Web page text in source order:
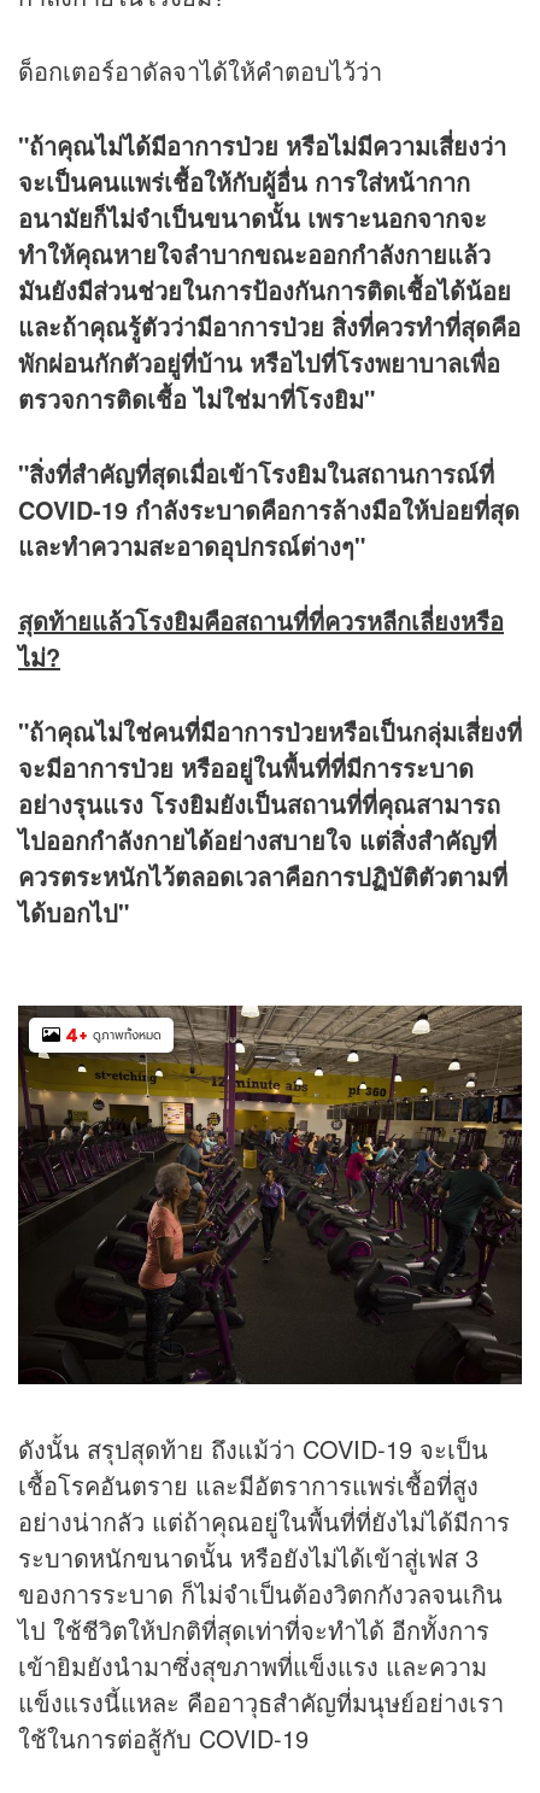
ด็อกเตอร์อาดัลจาได้ให้คำตอบไว้ว่า
"ถ้าคุณไม่ได้มีอาการป่วย หรือไม่มีความเสี่ยงว่า
จะเป็นคนแพร่เชื้อให้กับผู้อื่น การใส่หน้ากาก
อนามัยก็ไม่จำเป็นขนาดนั้น เพราะนอกจากจะ
ทำให้คุณหายใจลำบากขณะออกกำลังกายแล้ว
มันยังมีส่วนช่วยในการป้องกันการติดเชื้อได้น้อย
และถ้าคุณรู้ตัวว่ามีอาการป่วย สิ่งที่ควรทำที่สุดคือ
พักผ่อนกักตัวอยู่ที่บ้าน หรือไปที่โรงพยาบาลเพื่อ
ตรวจการติดเชื้อ ไม่ใช่มาที่โรงยิม"
"สิ่งที่สำคัญที่สุดเมื่อเข้าโรงยิมในสถานการณ์ที่
COVID-19 กำลังระบาดคือการล้างมือให้บ่อยที่สุด
และทำความสะอาดอุปกรณ์ต่างๆ"
สุดท้ายแล้วโรงยิมคือสถานที่ที่ควรหลีกเลี่ยงหรือ
ไม่?
"ถ้าคุณไม่ใช่คนที่มีอาการป่วยหรือเป็นกลุ่มเสี่ยงที่
จะมีอาการป่วย หรืออยู่ในพื้นที่ที่มีการระบาด
อย่างรุนแรง โรงยิมยังเป็นสถานที่ที่คุณสามารถ
ไปออกกำลังกายได้อย่างสบายใจ แต่สิ่งสำคัญที่
ควรตระหนักไว้ตลอดเวลาคือการปฏิบัติตัวตามที่
ได้บอกไป"
4+ ดูภาพทั้งหมด
ดังนั้น สรุปสุดท้าย ถึงแม้ว่า COVID-19 จะเป็น
เชื้อโรคอันตราย และมีอัตราการแพร่เชื้อที่สูง
อย่างน่ากลัว แต่ถ้าคุณอยู่ในพื้นที่ที่ยังไม่ได้มีการ
ระบาดหนักขนาดนั้น หรือยังไม่ได้เข้าสู่เฟส 3
ของการระบาด ก็ไม่จำเป็นต้องวิตกกังวลจนเกิน
ไป ใช้ชีวิตให้ปกติที่สุดเท่าที่จะทำได้ อีกทั้งการ
เข้ายิมยังนำมาซึ่งสุขภาพที่แข็งแรง และความ
แข็งแรงนี้แหละ คืออาวุธสำคัญที่มนุษย์อย่างเรา
ใช้ในการต่อสู้กับ COVID-19